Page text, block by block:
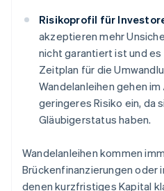
Risikoprofil für
akzeptieren mehr
nicht garantiert ist und
Zeitplan für die
Wandelanleihen gehen
geringeres Risiko ein, da
Gläubigerstatus haben.
Wandelanleihen kommen
Brückenfinanzierungen oder
denen kurzfristiges Kapital